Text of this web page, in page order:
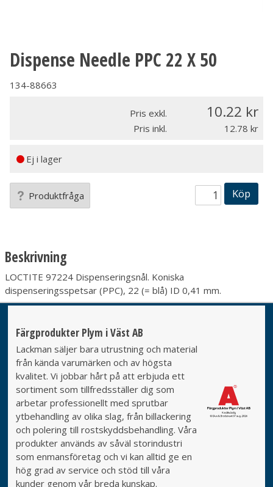
Dispense Needle PPC 22 X 50
134-88663
Pris exkl. 10.22
Pris inkl. 12.78
Ej i lager
Produktfråga Köp
Beskrivning
LOCTITE 97224 Dispenseringsnål. Koniska
dispenseringsspetsar (PPC), 22 (= blå) ID 0,41 mm.
Färgprodukter Plym i Väst AB
Lackman säljer bara utrustning och material
från kända varumärken och av högsta
kvalitet. Vi jobbar hårt på att erbjuda ett
sortiment som tillfredsställer dig som
arbetar professionellt med sprutbar
ytbehandling av olika slag, från billackering
och polering till rostskyddsbehandling. Våra
produkter används av såväl storindustri
som enmansföretag och vi kan alltid ge en
hög grad av service och stöd till våra
kunder genom vår breda kunskap.